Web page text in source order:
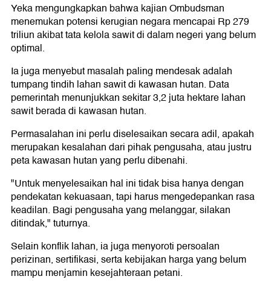
Yeka mengungkapkan bahwa kajian Ombudsman
menemukan potensi kerugian negara mencapai Rp 279
triliun akibat tata kelola sawit di dalam negeri yang belum
optimal.
Ia juga menyebut masalah paling mendesak adalah
tumpang tindih lahan sawit di kawasan hutan. Data
pemerintah menunjukkan sekitar 3,2 juta hektare lahan
sawit berada di kawasan hutan.
Permasalahan ini perlu diselesaikan secara adil, apakah
merupakan kesalahan dari pihak pengusaha, atau justru
peta kawasan hutan yang perlu dibenahi.
"Untuk menyelesaikan hal ini tidak bisa hanya dengan
pendekatan kekuasaan, tapi harus mengedepankan rasa
keadilan. Bagi pengusaha yang melanggar, silakan
ditindak," tuturnya.
Selain konflik lahan, ia juga menyoroti persoalan
perizinan, sertifikasi, serta kebijakan harga yang belum
mampu menjamin kesejahteraan petani.